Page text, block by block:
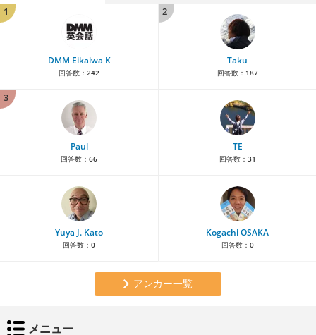
1
DMM Eikaiwa K
回答数： 242
2
Taku
回答数： 187
3
Paul
回答数： 66
TE
回答数： 31
Yuya J. Kato
回答数： 0
Kogachi OSAKA
回答数： 0
アンカー一覧
メニュー